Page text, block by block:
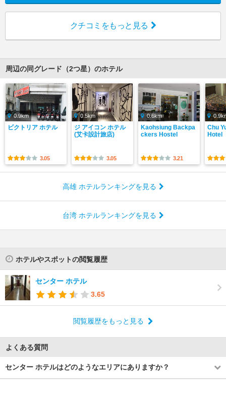
クチコミをもっと見る
周辺の同グレード（2つ星）のホテル
0.9km
ビクトリア ホテル
3.05
0.5km
ジ アイコン ホテル
(艾卡設計旅店)
3.05
0.6km
Kaohsiung Backpa
ckers Hostel
3.21
Chu
Hotel
高雄 ホテルランキングを見る
台湾 ホテルランキングを見る
ホテルやスポットの閲覧履歴
センター ホテル
3.65
閲覧履歴をもっと見る
よくある質問
センター ホテルはどのようなエリアにありますか？